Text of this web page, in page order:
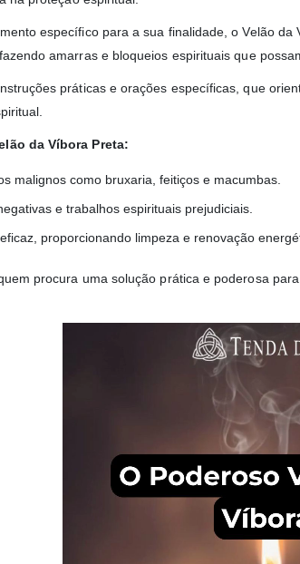
específico para a sua finalidade, o Velão
amarras e bloqueios espirituais que
práticas e orações específicas, que
da Víbora Preta:
malignos como bruxaria, feitiços e macumbas.
e trabalhos espirituais prejudiciais.
proporcionando limpeza e renovação
procura uma solução prática e poderosa